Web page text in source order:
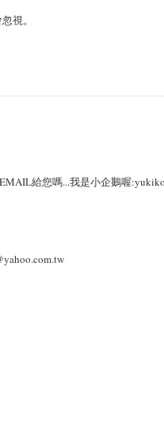
視。
給您嗎...我是小企鵝喔